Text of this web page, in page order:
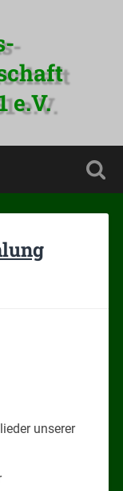
e.V.
unserer